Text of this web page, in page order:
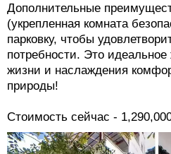
Дополнительные
(укрепленная комната
парковку, чтобы
потребности. Это
жизни и наслаждения
природы!
Стоимость сейчас -